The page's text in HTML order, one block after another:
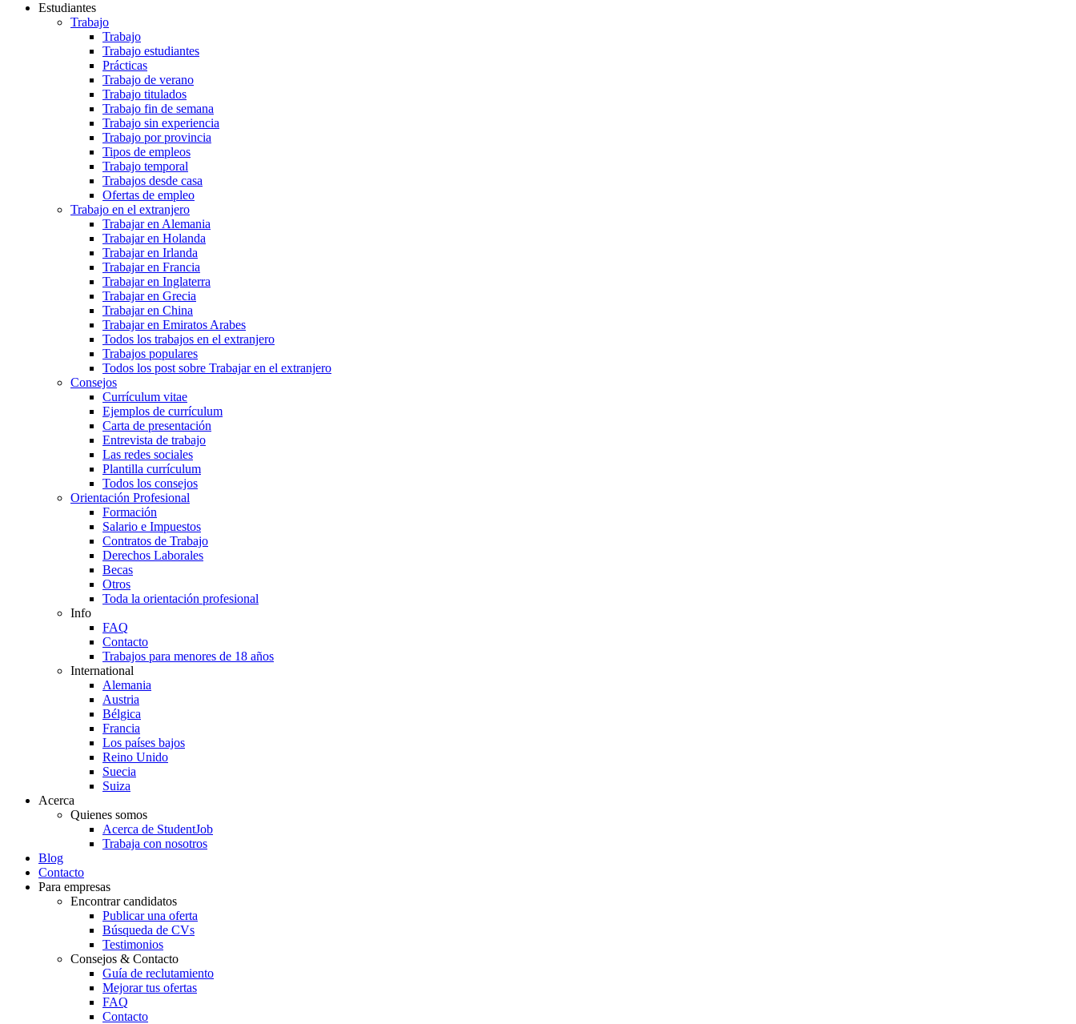
Estudiantes
Trabajo
Trabajo
Trabajo estudiantes
Prácticas
Trabajo de verano
Trabajo titulados
Trabajo fin de semana
Trabajo sin experiencia
Trabajo por provincia
Tipos de empleos
Trabajo temporal
Trabajos desde casa
Ofertas de empleo
Trabajo en el extranjero
Trabajar en Alemania
Trabajar en Holanda
Trabajar en Irlanda
Trabajar en Francia
Trabajar en Inglaterra
Trabajar en Grecia
Trabajar en China
Trabajar en Emiratos Arabes
Todos los trabajos en el extranjero
Trabajos populares
Todos los post sobre Trabajar en el extranjero
Consejos
Currículum vitae
Ejemplos de currículum
Carta de presentación
Entrevista de trabajo
Las redes sociales
Plantilla currículum
Todos los consejos
Orientación Profesional
Formación
Salario e Impuestos
Contratos de Trabajo
Derechos Laborales
Becas
Otros
Toda la orientación profesional
Info
FAQ
Contacto
Trabajos para menores de 18 años
International
Alemania
Austria
Bélgica
Francia
Los países bajos
Reino Unido
Suecia
Suiza
Acerca
Quienes somos
Acerca de StudentJob
Trabaja con nosotros
Blog
Contacto
Para empresas
Encontrar candidatos
Publicar una oferta
Búsqueda de CVs
Testimonios
Consejos & Contacto
Guía de reclutamiento
Mejorar tus ofertas
FAQ
Contacto